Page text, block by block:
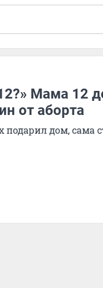
Мама 12
от аборта
дом, сама